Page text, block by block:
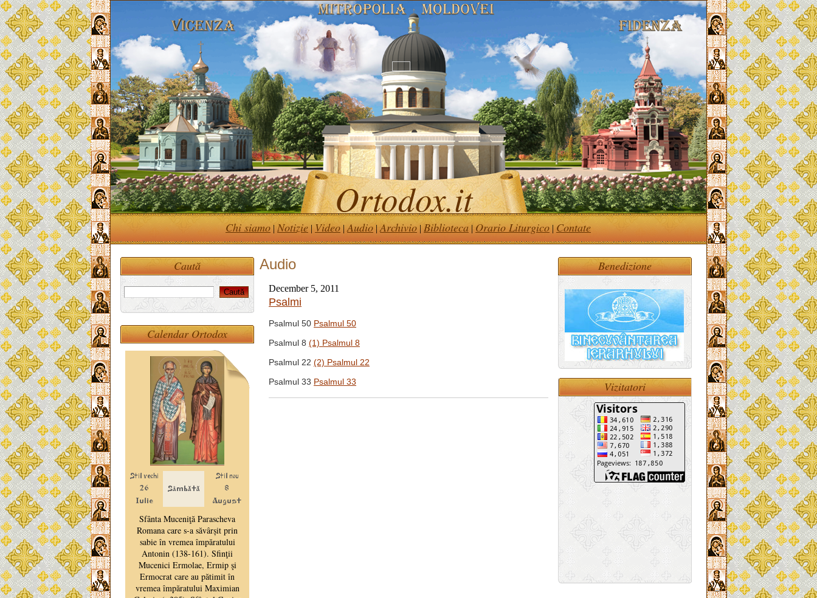
Ortodox.it
Chi siamo | Notizie | Video |Audio |Archivio | Biblioteca |Orario Liturgico | Contate
Audio
December 5, 2011
Psalmi
Psalmul 50 Psalmul 50
Psalmul 8 (1) Psalmul 8
Psalmul 22 (2) Psalmul 22
Psalmul 33 Psalmul 33
Caută
Calendar Ortodox
Benedizione
Vizitatori